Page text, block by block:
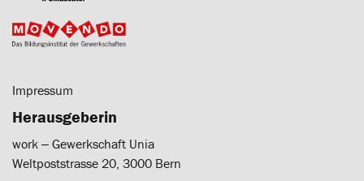
Impressum
Herausgeberin
work ‒ Gewerkschaft Unia
Weltpoststrasse 20, 3000 Bern